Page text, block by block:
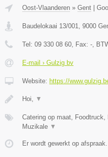
Oost-Vlaanderen » Gent
Baudelokaai 13/001 9000
Tel: 09 330 08 60 , Fax: - ,
E-mail › Gulzig bv
Website: https://
Hoi, ▼
Catering op maat, Foodtruck,
Muzikale ▼
Er wordt gewerkt op afspraak.